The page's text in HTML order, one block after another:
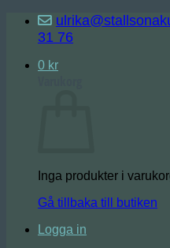
Skip
content
31 76
0 kr
Inga produkter i
Gå tillbaka till butiken
Logga in